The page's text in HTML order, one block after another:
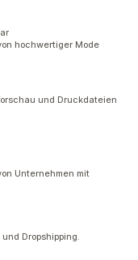
hochwertiger Mode
und Druckdateien
Unternehmen mit
Dropshipping.